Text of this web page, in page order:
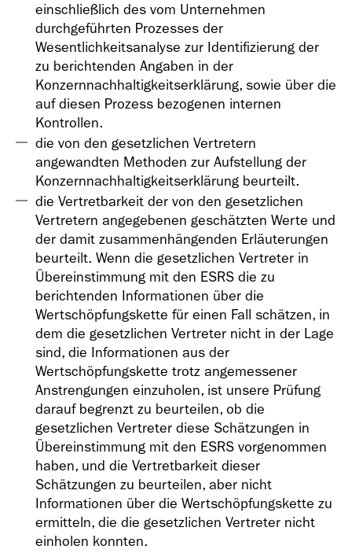
einschließlich des vom Unternehmen
durchgeführten Prozesses der
Wesentlichkeitsanalyse zur Identifizierung der
zu berichtenden Angaben in der
Konzernnachhaltigkeitserklärung, sowie über die
auf diesen Prozess bezogenen internen
Kontrollen.
die von den gesetzlichen Vertretern
angewandten Methoden zur Aufstellung der
Konzernnachhaltigkeitserklärung beurteilt.
die Vertretbarkeit der von den gesetzlichen
Vertretern angegebenen geschätzten Werte und
der damit zusammenhängenden Erläuterungen
beurteilt. Wenn die gesetzlichen Vertreter in
Übereinstimmung mit den ESRS die zu
berichtenden Informationen über die
Wertschöpfungskette für einen Fall schätzen, in
dem die gesetzlichen Vertreter nicht in der Lage
sind, die Informationen aus der
Wertschöpfungskette trotz angemessener
Anstrengungen einzuholen, ist unsere Prüfung
darauf begrenzt zu beurteilen, ob die
gesetzlichen Vertreter diese Schätzungen in
Übereinstimmung mit den ESRS vorgenommen
haben, und die Vertretbarkeit dieser
Schätzungen zu beurteilen, aber nicht
Informationen über die Wertschöpfungskette zu
ermitteln, die die gesetzlichen Vertreter nicht
einholen konnten.